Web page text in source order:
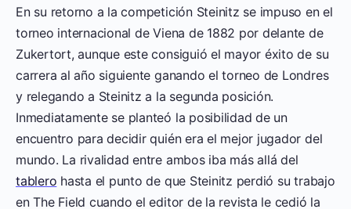
En su retorno a la competición Steinitz se impuso en el
torneo internacional de Viena de 1882 por delante de
Zukertort, aunque este consiguió el mayor éxito de su
carrera al año siguiente ganando el torneo de Londres
y relegando a Steinitz a la segunda posición.
Inmediatamente se planteó la posibilidad de un
encuentro para decidir quién era el mejor jugador del
mundo. La rivalidad entre ambos iba más allá del
tablero hasta el punto de que Steinitz perdió su trabajo
en The Field cuando el editor de la revista le cedió la